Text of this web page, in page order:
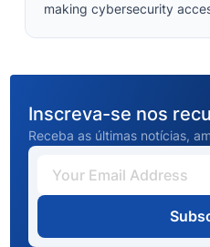
making cybersecurity
Inscreva-se nos
Receba as últimas notícias,